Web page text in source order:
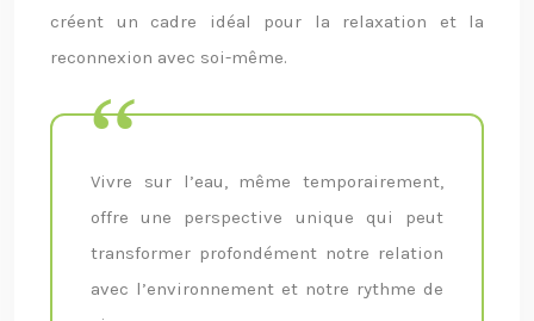
créent un cadre idéal pour la relaxation et la
reconnexion avec soi-même.
Vivre sur l’eau, même temporairement,
offre une perspective unique qui peut
transformer profondément notre relation
avec l’environnement et notre rythme de